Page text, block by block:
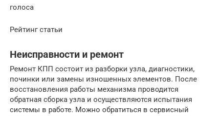
голоса
Рейтинг статьи
Неисправности и ремонт
Ремонт КПП состоит из разборки узла, диагностики,
починки или замены изношенных элементов. После
восстановления работы механизма проводится
обратная сборка узла и осуществляются испытания
системы в работе. Можно обратиться в сервисный